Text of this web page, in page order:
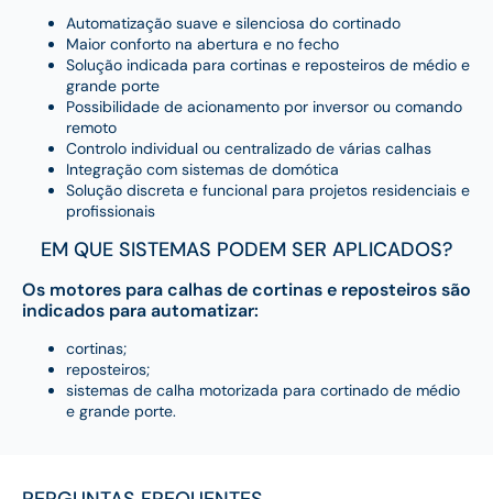
Automatização suave e silenciosa do cortinado
Maior conforto na abertura e no fecho
Solução indicada para cortinas e reposteiros de médio e
grande porte
Possibilidade de acionamento por inversor ou comando
remoto
Controlo individual ou centralizado de várias calhas
Integração com sistemas de domótica
Solução discreta e funcional para projetos residenciais e
profissionais
EM QUE SISTEMAS PODEM SER APLICADOS?
Os motores para calhas de cortinas e reposteiros são
indicados para automatizar:
cortinas;
reposteiros;
sistemas de calha motorizada para cortinado de médio
e grande porte.